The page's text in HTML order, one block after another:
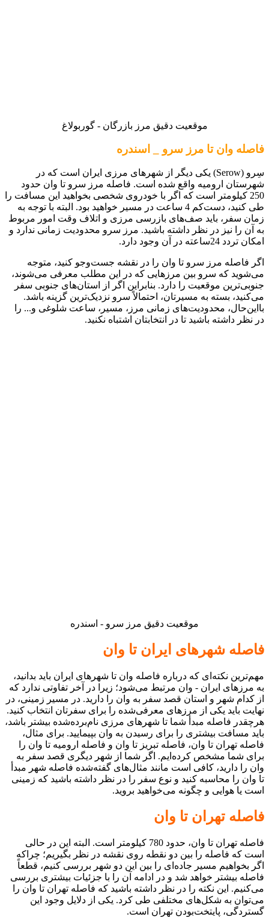
موقعیت دقیق مرز بازرگان - گوربولاغ
فاصله وان تا مرز سرو _ اسندره
سِرو (Serow) یکی دیگر از شهرهای مرزی ایران است که در
شهرستان ارومیه واقع شده است. فاصله مرز سرو تا وان حدود
250 کیلومتر است که اگر با خودروی شخصی بخواهید این مسافت را
طی کنید، دست‌کم 4 ساعت در مسیر خواهید بود. البته با توجه به
زمان سفر، باید صف‌های بازرسی مرزی و اتلاف وقت امور مربوط
به آن‌ را نیز در نظر داشته باشید. مرز سرو محدودیت زمانی ندارد و
امکان تردد 24ساعته در آن وجود دارد.
اگر فاصله مرز سرو تا وان را در نقشه جست‌وجو کنید، متوجه
می‌شوید که سرو بین مرزهایی که در این مطلب معرفی می‌شوند،
جنوبی‌ترین موقعیت را دارد. بنابراین اگر از استان‌های جنوبی سفر
می‌کنید، بسته به مسیرتان، احتمالاً سرو نزدیک‌ترین گزینه باشد.
بااین‌حال، محدودیت‌های زمانی مرز، مسیر، ساعت شلوغی و... را
در نظر داشته باشید تا در انتخابتان اشتباه نکنید.
موقعیت دقیق مرز سرو - اسندره
فاصله شهرهای ایران تا وان
مهم‌ترین نکته‌ای که درباره فاصله وان تا شهرهای ایران باید بدانید،
به مرزهای ایران - وان مرتبط می‌شود؛ زیرا در آخر تفاوتی ندارد که
از کدام شهر و استان قصد سفر به وان را دارید. در مسیر زمینی، در
نهایت باید یکی از مرزهای معرفی‌شده را برای سفرتان انتخاب کنید.
هرچقدر فاصله مبدأ شما تا شهرهای مرزی نام‌برده‌شده بیشتر باشد،
باید مسافت بیشتری را برای رسیدن به وان بپیمایید. برای مثال،
فاصله تهران تا وان، فاصله تبریز تا وان و فاصله ارومیه تا وان را
برای شما مشخص کرده‌ایم. اگر شما از شهر دیگری قصد سفر به
وان را دارید، کافی است مانند مثال‌های گفته‌شده فاصله شهر مبدأ
تا وان را محاسبه کنید و نوع سفر را در نظر داشته باشید که زمینی
است یا هوایی و چگونه می‌خواهید بروید.
فاصله تهران تا وان
فاصله تهران تا وان، حدود 780 کیلومتر است. البته این در حالی
است که فاصله را بین دو نقطه روی نقشه در نظر بگیریم؛ چراکه
اگر بخواهیم مسیر جاده‌ای را بین این دو شهر بررسی کنیم، قطعاً
فاصله بیشتر خواهد شد و در ادامه آن را با جزئیات بیشتری بررسی
می‌کنیم. این نکته را در نظر داشته باشید که فاصله تهران تا وان را
می‌توان به شکل‌های مختلفی طی کرد. یکی از دلایل وجود این
گستردگی، پایتخت‌بودن تهران است.